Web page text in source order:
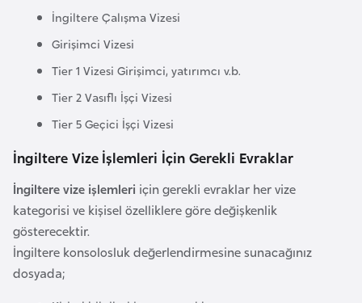
İngiltere Çalışma Vizesi
Girişimci Vizesi
Tier 1 Vizesi Girişimci, yatırımcı v.b.
Tier 2 Vasıflı İşçi Vizesi
Tier 5 Geçici İşçi Vizesi
İngiltere Vize İşlemleri İçin Gerekli Evraklar
İngiltere vize işlemleri için gerekli evraklar her vize
kategorisi ve kişisel özelliklere göre değişkenlik
gösterecektir.
İngiltere konsolosluk değerlendirmesine sunacağınız
dosyada;
n
F
a
s
o